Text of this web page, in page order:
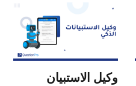
وكيل الاستبيان